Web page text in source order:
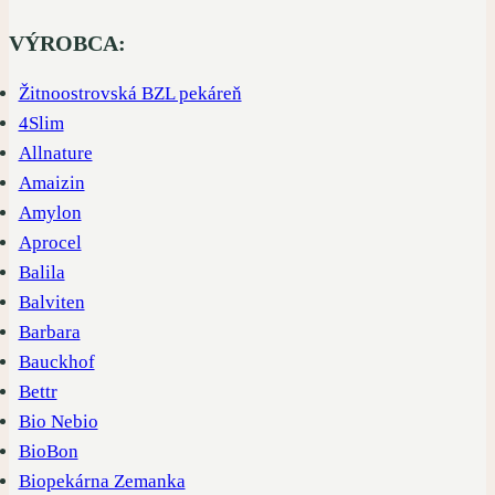
VÝROBCA:
Žitnoostrovská BZL pekáreň
4Slim
Allnature
Amaizin
Amylon
Aprocel
Balila
Balviten
Barbara
Bauckhof
Bettr
Bio Nebio
BioBon
Biopekárna Zemanka